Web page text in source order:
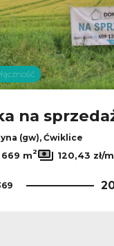
na
(gw), Ćwiklice
669 m2 120,43 zł/m